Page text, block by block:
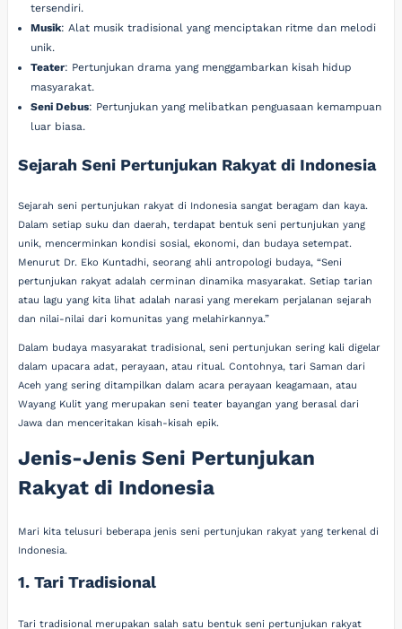
tersendiri.
Musik: Alat musik tradisional yang menciptakan ritme dan melodi
unik.
Teater: Pertunjukan drama yang menggambarkan kisah hidup
masyarakat.
Seni Debus: Pertunjukan yang melibatkan penguasaan kemampuan
luar biasa.
Sejarah Seni Pertunjukan Rakyat di Indonesia
Sejarah seni pertunjukan rakyat di Indonesia sangat beragam dan kaya.
Dalam setiap suku dan daerah, terdapat bentuk seni pertunjukan yang
unik, mencerminkan kondisi sosial, ekonomi, dan budaya setempat.
Menurut Dr. Eko Kuntadhi, seorang ahli antropologi budaya, “Seni
pertunjukan rakyat adalah cerminan dinamika masyarakat. Setiap tarian
atau lagu yang kita lihat adalah narasi yang merekam perjalanan sejarah
dan nilai-nilai dari komunitas yang melahirkannya.”
Dalam budaya masyarakat tradisional, seni pertunjukan sering kali digelar
dalam upacara adat, perayaan, atau ritual. Contohnya, tari Saman dari
Aceh yang sering ditampilkan dalam acara perayaan keagamaan, atau
Wayang Kulit yang merupakan seni teater bayangan yang berasal dari
Jawa dan menceritakan kisah-kisah epik.
Jenis-Jenis Seni Pertunjukan
Rakyat di Indonesia
Mari kita telusuri beberapa jenis seni pertunjukan rakyat yang terkenal di
Indonesia.
1. Tari Tradisional
Tari tradisional merupakan salah satu bentuk seni pertunjukan rakyat